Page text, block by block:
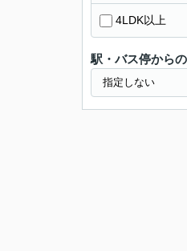
4LDK以上
駅・バス停から